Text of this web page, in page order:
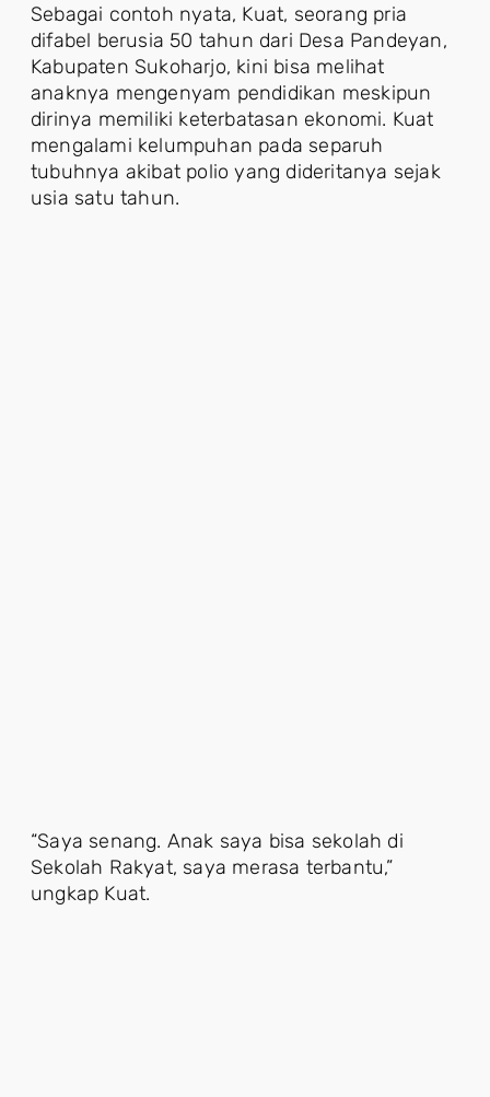
Sebagai contoh nyata, Kuat, seorang pria
difabel berusia 50 tahun dari Desa Pandeyan,
Kabupaten Sukoharjo, kini bisa melihat
anaknya mengenyam pendidikan meskipun
dirinya memiliki keterbatasan ekonomi. Kuat
mengalami kelumpuhan pada separuh
tubuhnya akibat polio yang dideritanya sejak
usia satu tahun.
“Saya senang. Anak saya bisa sekolah di
Sekolah Rakyat, saya merasa terbantu,”
ungkap Kuat.